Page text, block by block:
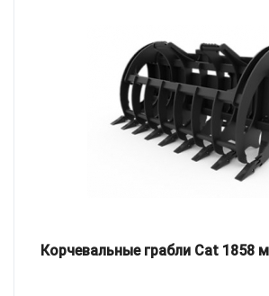
Корчевальные грабли Cat